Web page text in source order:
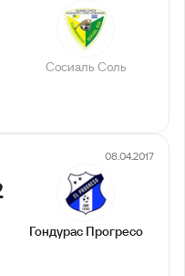
Сосиаль Соль
08.04.2017
Гондурас Прогресо